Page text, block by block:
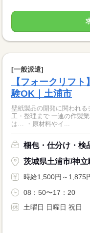
[一般派遣]
【フォークリフ
験OK｜土浦市
壁紙製品の開発に関われ
工・整理まで 一連の作製業務を
は… ・原材料やイ...
梱包・仕分け・検
茨城県土浦市/神立
時給1,500円～1,875
08：50〜17：20
土曜日 日曜日 祝日